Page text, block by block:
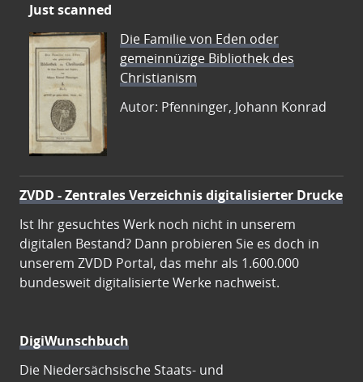
Just scanned
Die Familie von Eden oder
gemeinnüzige Bibliothek des
Christianism
Autor: Pfenninger, Johann Konrad
ZVDD - Zentrales Verzeichnis digitalisierter Drucke
Ist Ihr gesuchtes Werk noch nicht in unserem
digitalen Bestand? Dann probieren Sie es doch in
unserem ZVDD Portal, das mehr als 1.600.000
bundesweit digitalisierte Werke nachweist.
DigiWunschbuch
Die Niedersächsische Staats- und